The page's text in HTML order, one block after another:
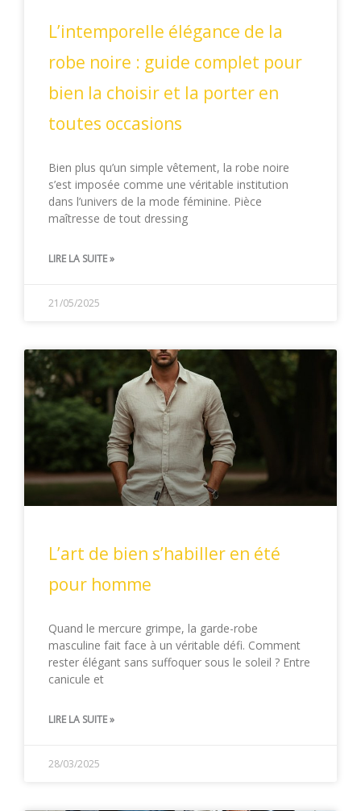
L’intemporelle élégance de la
robe noire : guide complet pour
bien la choisir et la porter en
toutes occasions
Bien plus qu’un simple vêtement, la robe noire
s’est imposée comme une véritable institution
dans l’univers de la mode féminine. Pièce
maîtresse de tout dressing
LIRE LA SUITE »
21/05/2025
L’art de bien s’habiller en été
pour homme
Quand le mercure grimpe, la garde-robe
masculine fait face à un véritable défi. Comment
rester élégant sans suffoquer sous le soleil ? Entre
canicule et
LIRE LA SUITE »
28/03/2025